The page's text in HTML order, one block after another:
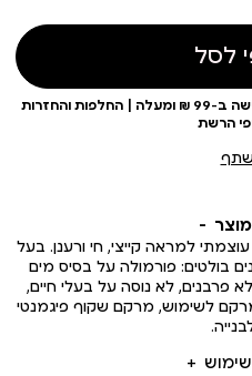
לסל
עלות משלוח 19 ₪ | משלוח חינם ברכישה ב-99 ₪ ומעלה | החלפות והחזרות
הרשת
למראה קייצי, חי ורענן. בעל
בולטים: פורמולה על בסיס מים
פרבנים, לא נוסה על בעלי חיים,
לשימוש, מרקם שקוף פיגמנטי